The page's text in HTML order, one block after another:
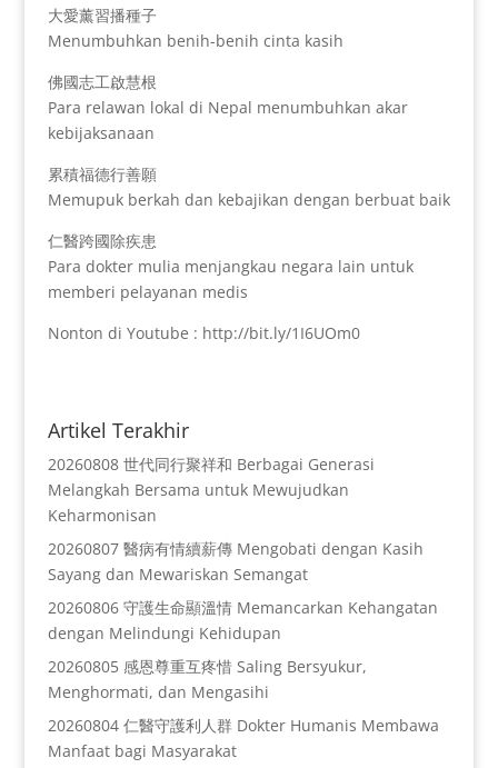
大愛薰習播種子
Menumbuhkan benih-benih cinta kasih
佛國志工啟慧根
Para relawan lokal di Nepal menumbuhkan akar
kebijaksanaan
累積福德行善願
Memupuk berkah dan kebajikan dengan berbuat baik
仁醫跨國除疾患
Para dokter mulia menjangkau negara lain untuk
memberi pelayanan medis
Nonton di Youtube : http://bit.ly/1I6UOm0
Artikel Terakhir
20260808 世代同行聚祥和 Berbagai Generasi
Melangkah Bersama untuk Mewujudkan
Keharmonisan
20260807 醫病有情續薪傳 Mengobati dengan Kasih
Sayang dan Mewariskan Semangat
20260806 守護生命顯溫情 Memancarkan Kehangatan
dengan Melindungi Kehidupan
20260805 感恩尊重互疼惜 Saling Bersyukur,
Menghormati, dan Mengasihi
20260804 仁醫守護利人群 Dokter Humanis Membawa
Manfaat bagi Masyarakat